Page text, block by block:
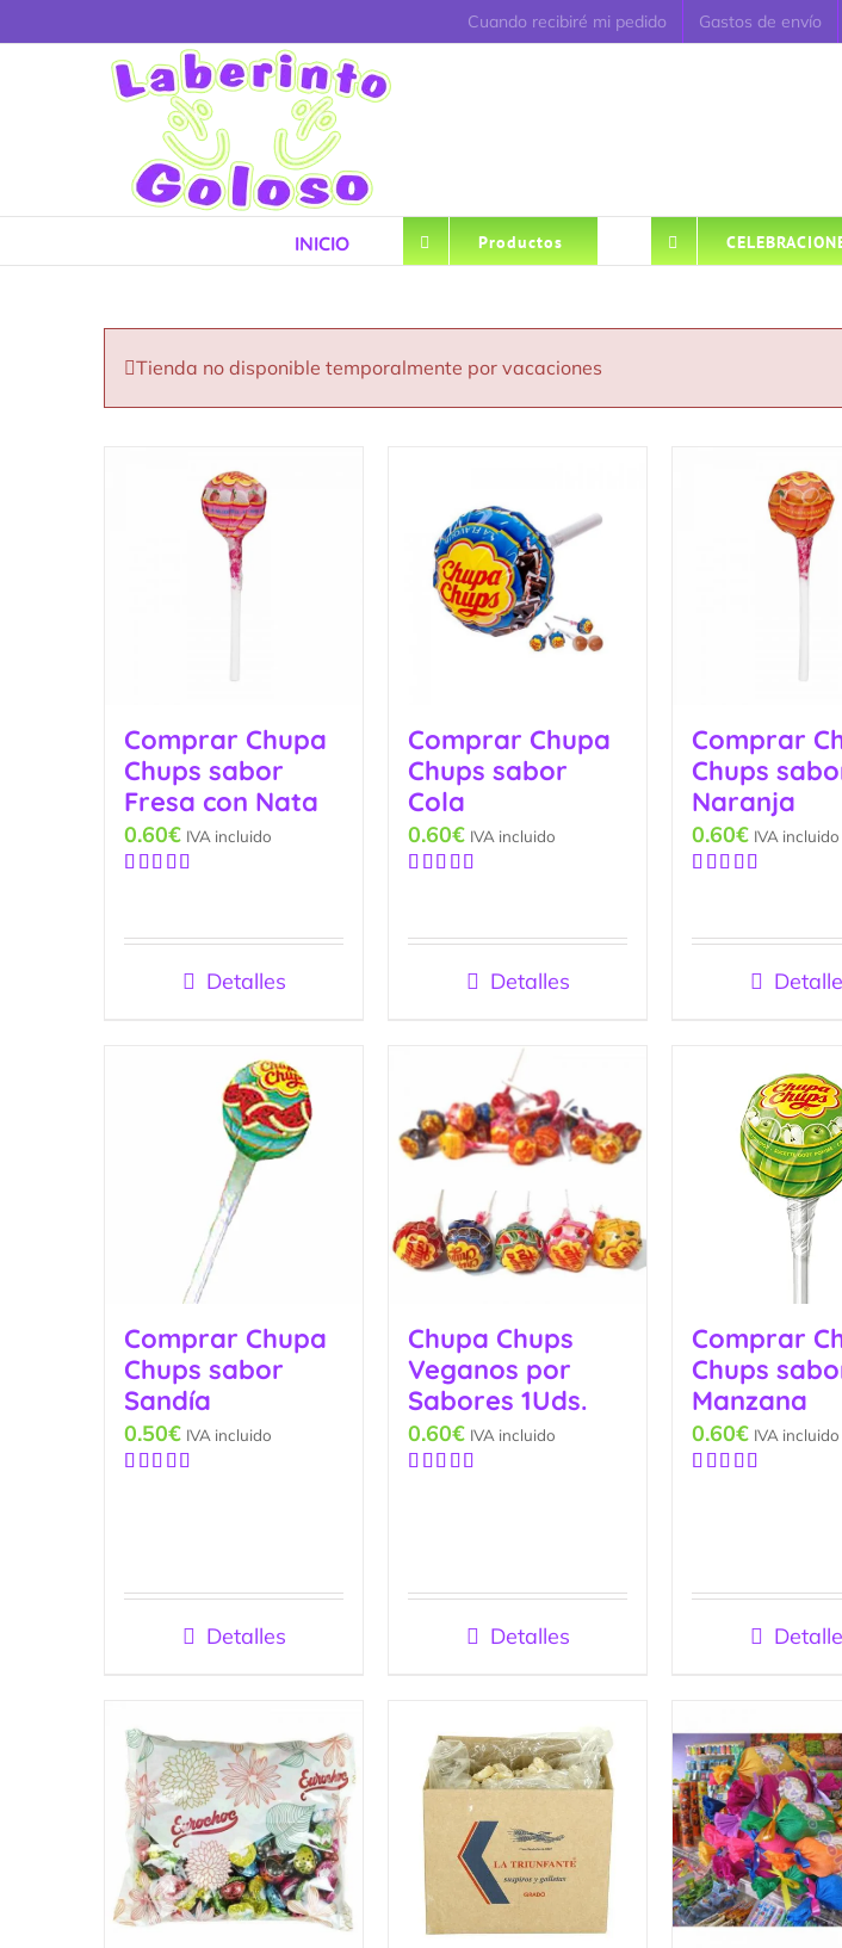
al
Cuando recibiré mi pedido Gastos de envío
INICIO Productos
Tienda no disponible temporalmente por vacaciones
Comprar Chupa
Chups sabor
Fresa con Nata
0.60€ IVA incluido
Detalles
Comprar Chupa
Chups sabor
Cola
0.60€ IVA incluido
Detalles
Comprar
Chups
Naranja
0.60€ IVA incluido
Comprar Chupa
Chups sabor
Sandía
0.50€ IVA incluido
Detalles
Chupa Chups
Veganos por
Sabores 1Uds.
0.60€ IVA incluido
Detalles
Comprar
Chups
Manzana
0.60€ IVA incluido